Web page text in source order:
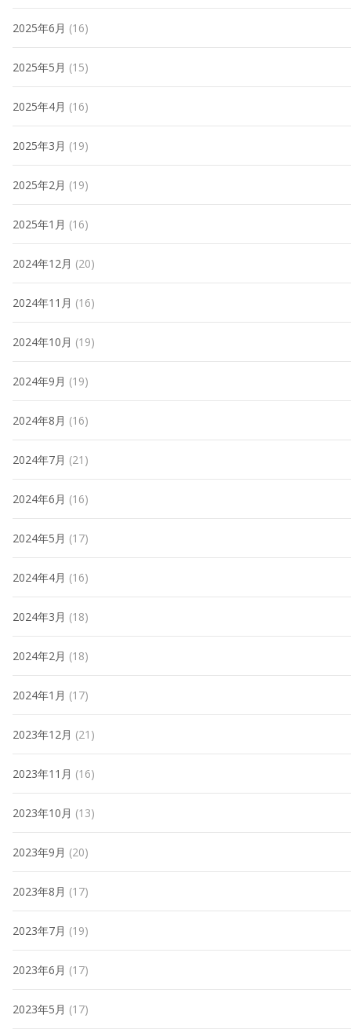
2025年6月 (16)
2025年5月 (15)
2025年4月 (16)
2025年3月 (19)
2025年2月 (19)
2025年1月 (16)
2024年12月 (20)
2024年11月 (16)
2024年10月 (19)
2024年9月 (19)
2024年8月 (16)
2024年7月 (21)
2024年6月 (16)
2024年5月 (17)
2024年4月 (16)
2024年3月 (18)
2024年2月 (18)
2024年1月 (17)
2023年12月 (21)
2023年11月 (16)
2023年10月 (13)
2023年9月 (20)
2023年8月 (17)
2023年7月 (19)
2023年6月 (17)
2023年5月 (17)